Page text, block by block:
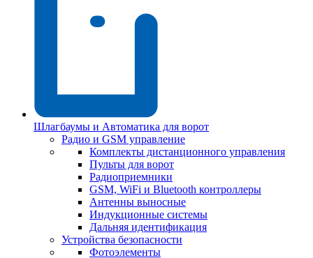
Шлагбаумы и Автоматика для ворот
Радио и GSM управление
Комплекты дистанционного управления
Пульты для ворот
Радиоприемники
GSM, WiFi и Bluetooth контроллеры
Антенны выносные
Индукционные системы
Дальняя идентификация
Устройства безопасности
Фотоэлементы